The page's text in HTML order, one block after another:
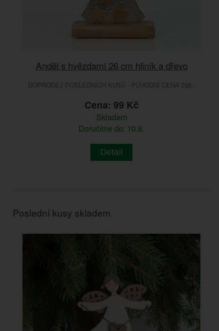
Anděl s hvězdami 26 cm hliník a dřevo
DOPRODEJ POSLEDNÍCH KUSŮ - PŮVODNÍ CENA 295.-
Cena: 99 Kč
Skladem
Doručíme do: 10.8.
Detail
Poslední kusy skladem